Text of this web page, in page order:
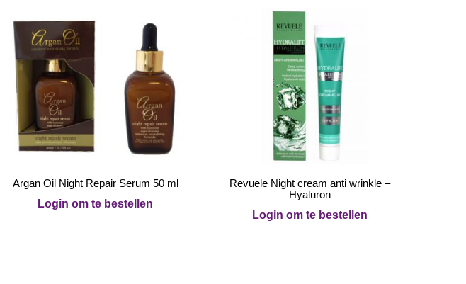
Argan Oil Night Repair Serum 50 ml
Login om te bestellen
Revuele Night cream anti wrinkle –
Hyaluron
Login om te bestellen